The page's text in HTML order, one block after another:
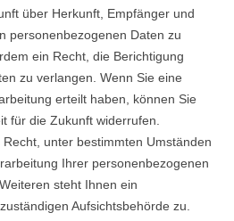
über Herkunft, Empfänger und
personenbezogenen Daten zu
ein Recht, die Berichtigung
zu verlangen. Wenn Sie eine
erteilt haben, können Sie
für die Zukunft widerrufen.
unter bestimmten Umständen
Ihrer personenbezogenen
steht Ihnen ein
Aufsichtsbehörde zu.